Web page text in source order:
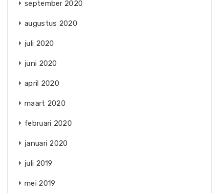
september 2020
augustus 2020
juli 2020
juni 2020
april 2020
maart 2020
februari 2020
januari 2020
juli 2019
mei 2019